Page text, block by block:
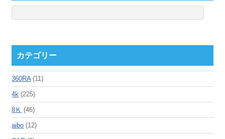
カテゴリー
360RA(11)
4k (225)
8Ｋ (46)
aibo (12)